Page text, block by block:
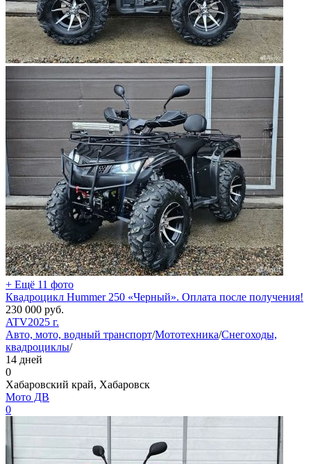
+ Ещё 11 фото
Квадроцикл Hummer 250 «Черный». Оплата после получения!
230 000 руб.
ATV2025 г.
Авто, мото, водный транспорт/Мототехника/Снегоходы,
квадроциклы/
14 дней
0
Хабаровский край, Хабаровск
Мото ДВ
0